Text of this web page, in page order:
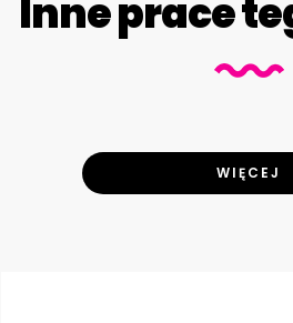
Inne prace
WIĘCEJ